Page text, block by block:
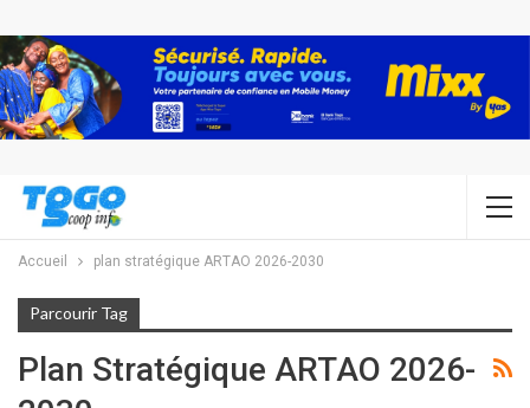
Accueil plan stratégique ARTAO 2026-2030
Parcourir Tag
Plan Stratégique ARTAO 2026-